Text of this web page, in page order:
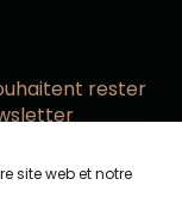
site web et notre
rester